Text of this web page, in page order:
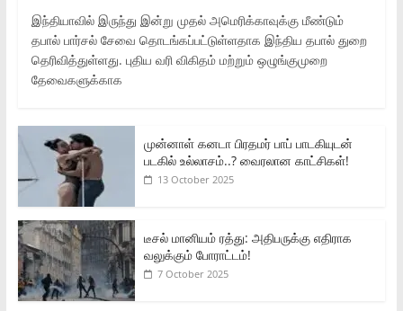
இந்தியாவில் இருந்து இன்று முதல் அமெரிக்காவுக்கு மீண்டும்
தபால் பார்சல் சேவை தொடங்கப்பட்டுள்ளதாக இந்திய தபால் துறை
தெரிவித்துள்ளது. புதிய வரி விகிதம் மற்றும் ஒழுங்குமுறை
தேவைகளுக்காக
முன்னாள் கனடா பிரதமர் பாப் பாடகியுடன்
படகில் உல்லாசம்..? வைரலான காட்சிகள்!
13 October 2025
டீசல் மானியம் ரத்து: அதிபருக்கு எதிராக
வலுக்கும் போராட்டம்!
7 October 2025